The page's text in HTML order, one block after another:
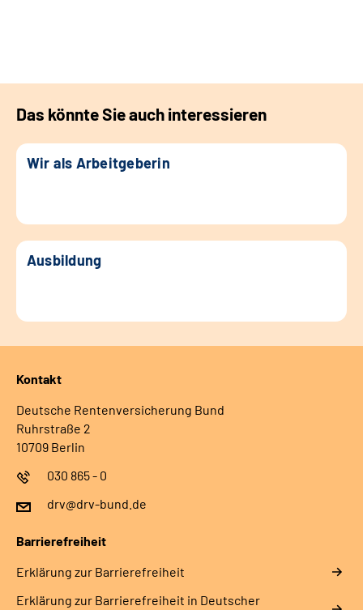
Das könnte Sie auch interessieren
Wir als Arbeitgeberin
Ausbildung
Kontakt
Deutsche Rentenversicherung Bund
Ruhrstraße 2
10709 Berlin
030 865 - 0
drv@drv-bund.de
Barrierefreiheit
Erklärung zur Barrierefreiheit
Erklärung zur Barrierefreiheit in Deutscher